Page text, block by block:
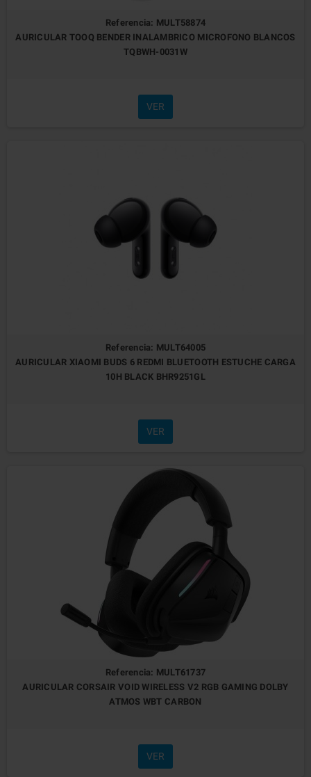
Referencia: MULT58874
AURICULAR TOOQ BENDER INALAMBRICO MICROFONO BLANCOS
TQBWH-0031W
VER
Referencia: MULT64005
AURICULAR XIAOMI BUDS 6 REDMI BLUETOOTH ESTUCHE CARGA
10H BLACK BHR9251GL
VER
Referencia: MULT61737
AURICULAR CORSAIR VOID WIRELESS V2 RGB GAMING DOLBY
ATMOS WBT CARBON
VER